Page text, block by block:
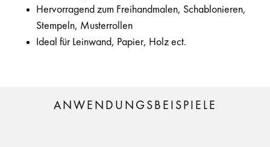
Hervorragend zum Freihandmalen, Schablonieren,
Stempeln, Musterrollen
Ideal für Leinwand, Papier, Holz ect.
ANWENDUNGSBEISPIELE